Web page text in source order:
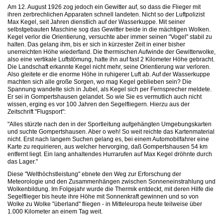
Am 12. August 1926 zog jedoch ein Gewitter auf, so dass die Flieger mit
ihren zerbrechlichen Apparaten schnell landeten. Nicht so der Luftpolizist
Max Kegel, seit Jahren dienstlich auf der Wasserkuppe. Mit seiner
selbstgebauten Maschine sog das Gewitter beide in die mächtigen Wolken.
Kegel verlor die Orientierung, versuchte aber immer seinen "Vogel" stabil zu
halten. Das gelang ihm, bis er sich in kürzester Zeit in einer bisher
unerreichten Höhe wiederfand. Die thermischen Aufwinde der Gewitterwolke,
also eine vertikale Luftstömung, hatte ihn auf fast 2 Kilometer Höhe gebracht.
Die Landschaft erkannte Kegel nicht mehr, seine Orientierung war verloren.
Also gleitete er die enorme Höhe in ruhigerer Luft ab. Auf der Wasserkuppe
machten sich alle große Sorgen, wo mag Kegel geblieben sein? Die
Spannung wandelte sich in Jubel, als Kegel sich per Fernsprecher meldete.
Er sei in Gompertshausen gelandet. So wie Sie es vermutlich auch nicht
wissen, erging es vor 100 Jahren den Segelfliegern. Hierzu aus der
Zeitschrift "Flugsport":
"Alles stürzte nach den in der Sportleitung aufgehängten Umgebungskarten
und suchte Gompertshausen. Aber o weh! So weit reichte das Kartenmaterial
nicht. Erst nach langem Suchen gelang es, bei einem Automobilfahrer eine
Karte zu requirieren, aus welcher hervorging, daß Gompertshausen 54 km
entfernt liegt. Ein lang anhaltendes Hurrarufen auf Max Kegel dröhnte durch
das Lager."
Diese "Welthöchstleistung" ebnete den Weg zur Erforschung der
Meteorologie und den Zusammenhängen zwischen Sonneneinstrahlung und
Wolkenbildung. Im Folgejahr wurde die Thermik entdeckt, mit deren Hilfe die
Segelflieger bis heute ihre Höhe mit Sonnenkraft gewinnen und so von
Wolke zu Wolke "überland" fliegen - in Mitteleuropa heute teilweise über
1.000 Kilometer an einem Tag weit.